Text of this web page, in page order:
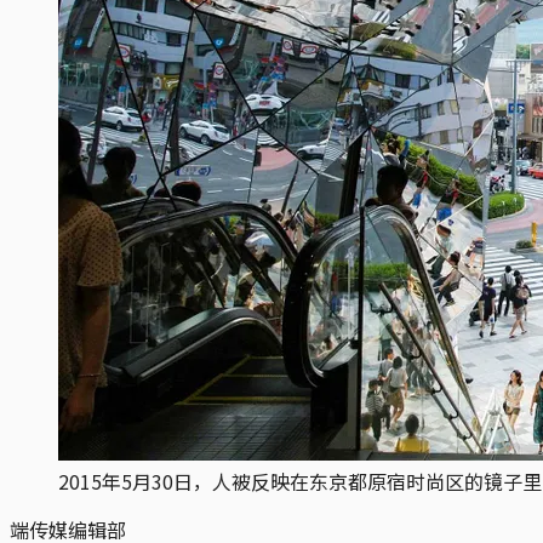
2015年5月30日，人被反映在东京都原宿时尚区的镜子
端传媒编辑部